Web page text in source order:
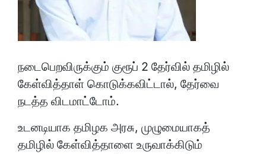
நடைபெறவிருக்கும் குரூப் 2 தேர்வில் தமிழில்
கேள்வித்தாள் கொடுக்கவிட்டால், தேர்வை
நடத்த விடமாட்டோம்.
உடனடியாக தமிழக அரசு, முழுமையாகத்
தமிழில் கேள்வித்தாளை உருவாக்கிடும்